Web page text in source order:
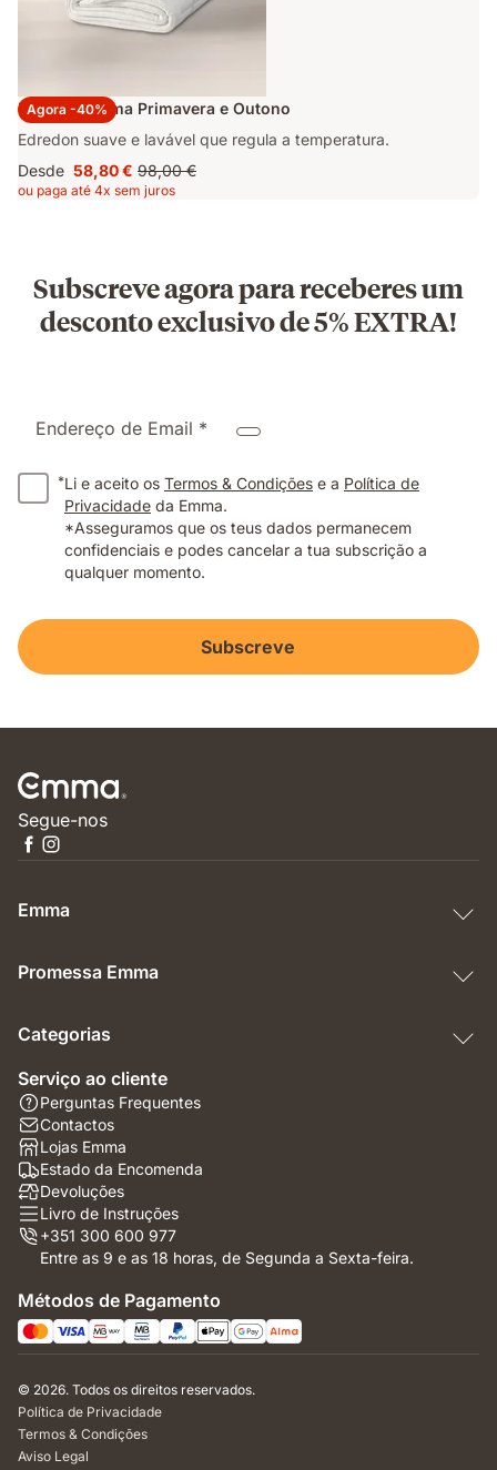
Agora -40%
Edredon Emma Primavera e Outono
Edredon suave e lavável que regula a temperatura.
Desde Preço
58,80 €
58,80 € Preço
original
98,00 €
ou paga até 4x sem juros
Subscreve agora para receberes um
desconto exclusivo de 5% EXTRA!
Endereço de Email *
*Li e aceito os Termos & Condições e a Política de
Privacidade da Emma.
*Asseguramos que os teus dados permanecem
confidenciais e podes cancelar a tua subscrição a
qualquer momento.
Subscreve
Segue-nos
Emma
Promessa Emma
Categorias
Serviço ao cliente
Perguntas Frequentes
Contactos
Lojas Emma
Estado da Encomenda
Devoluções
Livro de Instruções
+351 300 600 977
Entre as 9 e as 18 horas, de Segunda a Sexta-feira.
Métodos de Pagamento
© 2026. Todos os direitos reservados.
Política de Privacidade
Termos & Condições
Aviso Legal